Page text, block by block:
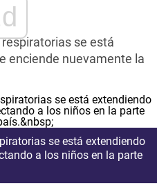
se está
enciende nuevamente la
se está extendiendo
a los niños en la parte